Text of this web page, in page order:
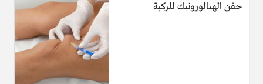
حقن الهيالورونيك للركبة